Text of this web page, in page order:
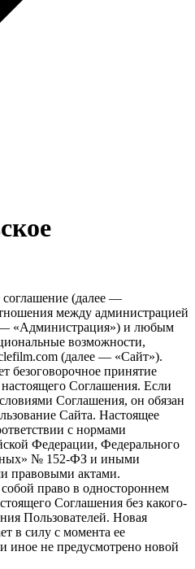
соглашение (далее —
между администрацией
— «Администрация») и любым
возможности,
(далее — «Сайт»).
безоговорочное принятие
Соглашения. Если
Соглашения, он обязан
Сайта. Настоящее
с нормами
Федерации, Федерального
№ 152-ФЗ и иными
правовыми актами.
право в одностороннем
Соглашения без какого-
Пользователей. Новая
в силу с момента ее
иное не предусмотрено новой